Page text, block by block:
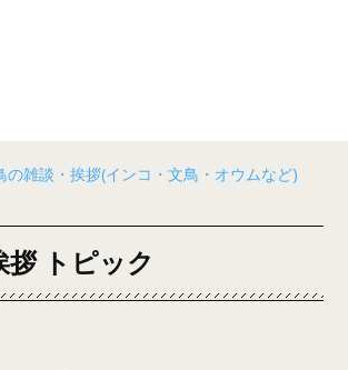
の雑談・挨拶(インコ・文鳥・オウムなど)
拶 トピック